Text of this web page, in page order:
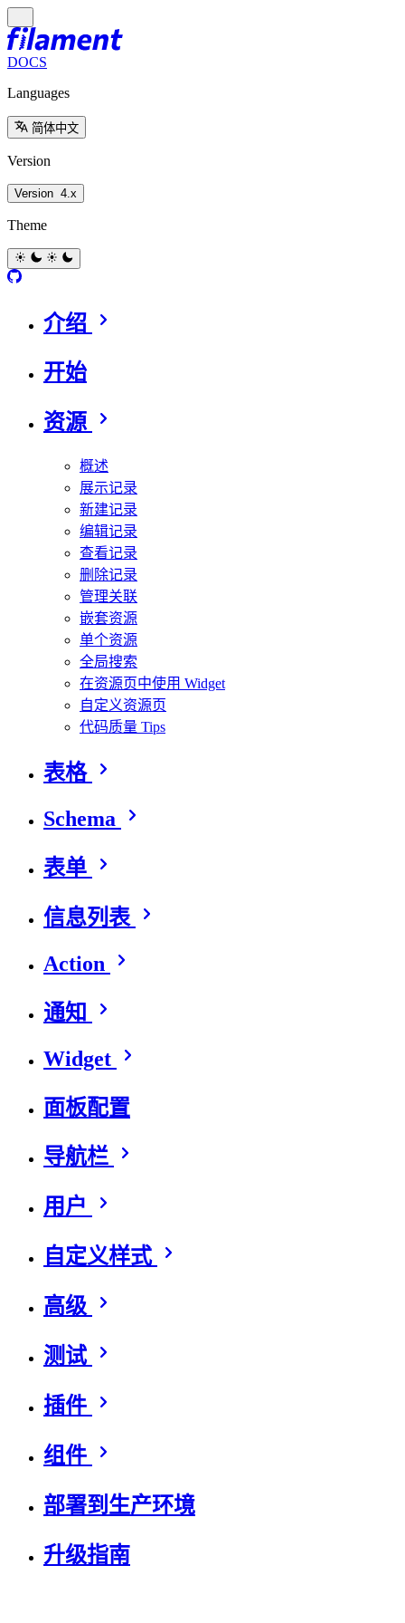
DOCS
Languages
简体中文
Version
Version 4.x
Theme
介绍
开始
资源
概述
展示记录
新建记录
编辑记录
查看记录
删除记录
管理关联
嵌套资源
单个资源
全局搜索
在资源页中使用 Widget
自定义资源页
代码质量 Tips
表格
Schema
表单
信息列表
Action
通知
Widget
面板配置
导航栏
用户
自定义样式
高级
测试
插件
组件
部署到生产环境
升级指南